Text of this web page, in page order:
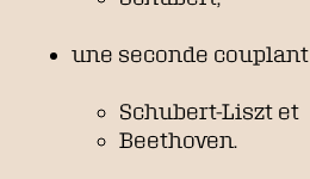
une seconde couplant
Schubert-Liszt et
Beethoven.